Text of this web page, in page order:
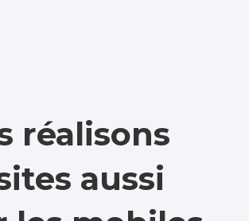
réalisons
aussi